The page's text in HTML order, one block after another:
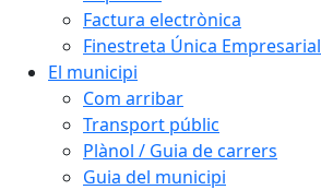
Factura electrònica
Finestreta Única Empresarial
El municipi
Com arribar
Transport públic
Plànol / Guia de carrers
Guia del municipi